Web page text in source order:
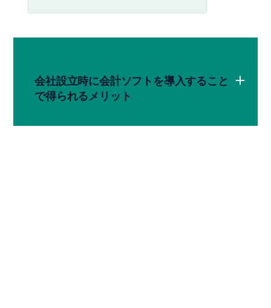
会社設立時に会計ソフトを導入すること
で得られるメリット